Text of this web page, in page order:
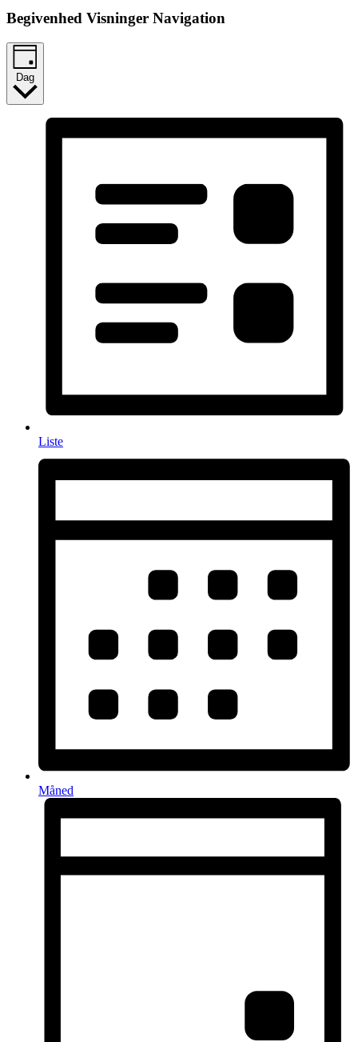
Begivenhed Visninger Navigation
Dag
Liste
Måned